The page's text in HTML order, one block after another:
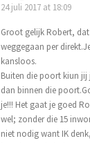
24 juli 2017 at 18:09
Groot gelijk Robert,
weggegaan per
kansloos.
Buiten die poort kiun
dan binnen die
je!!! Het gaat je goed
wel; zonder die 15
niet nodig want IK